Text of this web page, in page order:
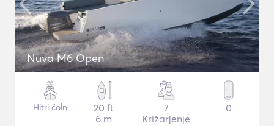
Nuva M6 Open
Hitri čoln
20 ft
6 m
7
Križarjenje
0